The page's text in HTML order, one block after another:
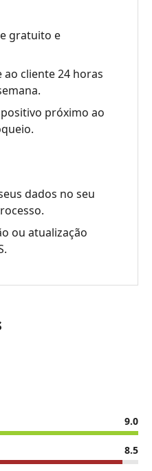
gratuito e
cliente 24 horas
próximo ao
dados no seu
ou atualização
9.0
8.5